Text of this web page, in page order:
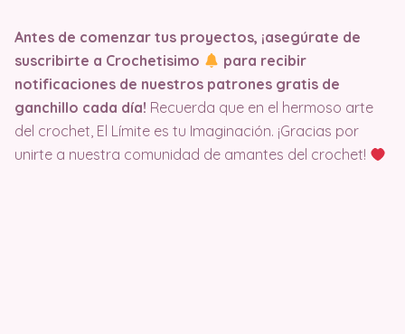
Antes de comenzar tus proyectos, ¡asegúrate de
suscribirte a Crochetisimo
para recibir
notificaciones de nuestros patrones gratis de
ganchillo cada día! Recuerda que en el hermoso arte
del crochet, El Límite es tu Imaginación. ¡Gracias por
unirte a nuestra comunidad de amantes del crochet!